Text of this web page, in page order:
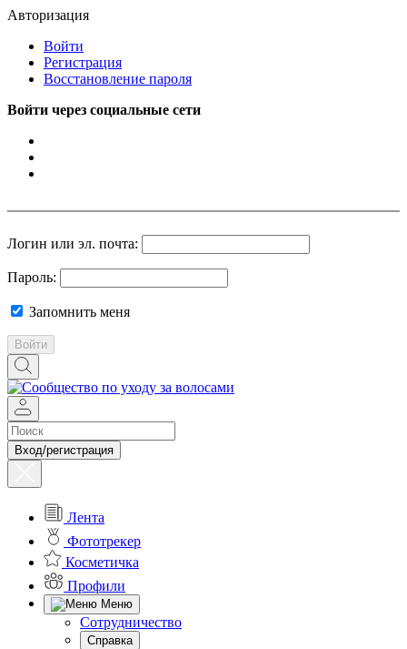
Авторизация
Войти
Регистрация
Восстановление пароля
Войти через социальные сети
Логин или эл. почта:
Пароль:
Запомнить меня
Войти
Вход/регистрация
Лента
Фототрекер
Косметичка
Профили
Меню
Сотрудничество
Справка